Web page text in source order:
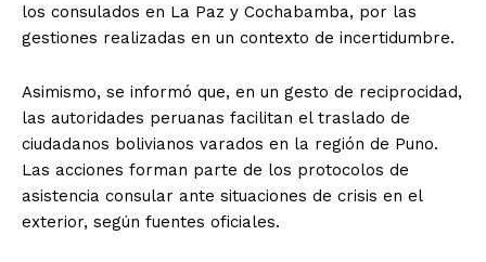
los consulados en La Paz y Cochabamba, por las
gestiones realizadas en un contexto de incertidumbre.
Asimismo, se informó que, en un gesto de reciprocidad,
las autoridades peruanas facilitan el traslado de
ciudadanos bolivianos varados en la región de Puno.
Las acciones forman parte de los protocolos de
asistencia consular ante situaciones de crisis en el
exterior, según fuentes oficiales.